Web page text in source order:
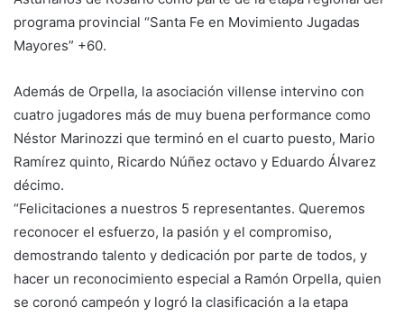
programa provincial “Santa Fe en Movimiento Jugadas
Mayores” +60.
Además de Orpella, la asociación villense intervino con
cuatro jugadores más de muy buena performance como
Néstor Marinozzi que terminó en el cuarto puesto, Mario
Ramírez quinto, Ricardo Núñez octavo y Eduardo Álvarez
décimo.
“Felicitaciones a nuestros 5 representantes. Queremos
reconocer el esfuerzo, la pasión y el compromiso,
demostrando talento y dedicación por parte de todos, y
hacer un reconocimiento especial a Ramón Orpella, quien
se coronó campeón y logró la clasificación a la etapa